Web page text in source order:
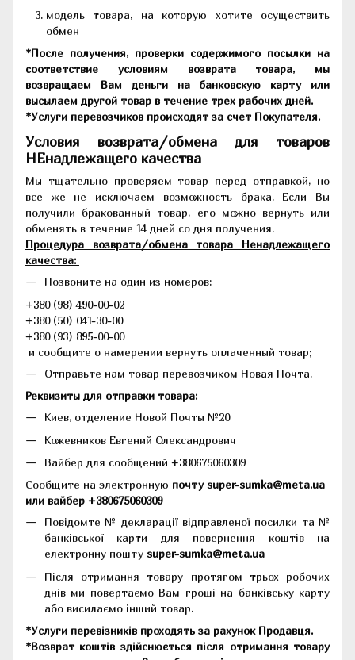
модель товара, на которую хотите осуществить
обмен
*После получения, проверки содержимого посылки на
соответствие условиям возврата товара, мы
возвращаем Вам деньги на банковскую карту или
высылаем другой товар в течение трех рабочих дней.
*Услуги перевозчиков происходят за счет Покупателя.
Условия возврата/обмена для товаров
НЕнадлежащего качества
Мы тщательно проверяем товар перед отправкой, но
все же не исключаем возможность брака. Если Вы
получили бракованный товар, его можно вернуть или
обменять в течение 14 дней со дня получения.
Процедура возврата/обмена товара Ненадлежащего
качества:
Позвоните на один из номеров:
+380 (98) 490-00-02
+380 (50) 041-30-00
+380 (93) 895-00-00
и сообщите о намерении вернуть оплаченный товар;
Отправьте нам товар перевозчиком Новая Почта.
Реквизиты для отправки товара:
Киев, отделение Новой Почты №20
Кожевников Евгений Олександрович
Вайбер для сообщений +380675060309
Сообщите на электронную почту super-sumka@meta.ua
или вайбер +380675060309
Повідомте № декларації відправленої посилки та №
банківської карти для повернення коштів на
електронну пошту super-sumka@meta.ua
Після отримання товару протягом трьох робочих
днів ми повертаємо Вам гроші на банківську карту
або висилаємо інший товар.
*Услуги перевізників проходять за рахунок Продавця.
*Возврат коштів здійснюється після отримання товару